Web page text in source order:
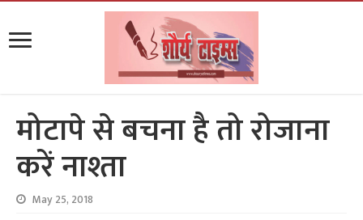
मोटापे से बचना है तो रोजाना
करें नाश्ता
May 25, 2018